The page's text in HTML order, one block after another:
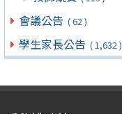
會議公告 ( 62 )
學生家長公告 ( 1,632 )